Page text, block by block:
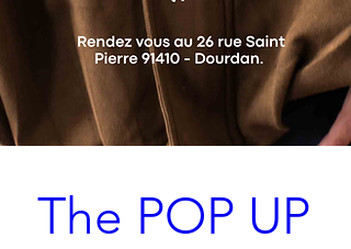
The POP UP